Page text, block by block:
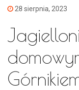
28 sierpnia, 2023